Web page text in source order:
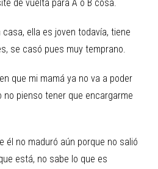
de vuelta para A o B cosa.
ella es joven todavía, tiene
se casó pues muy temprano.
que mi mamá ya no va a poder
no pienso tener que encargarme
él no maduró aún porque no salió
está, no sabe lo que es